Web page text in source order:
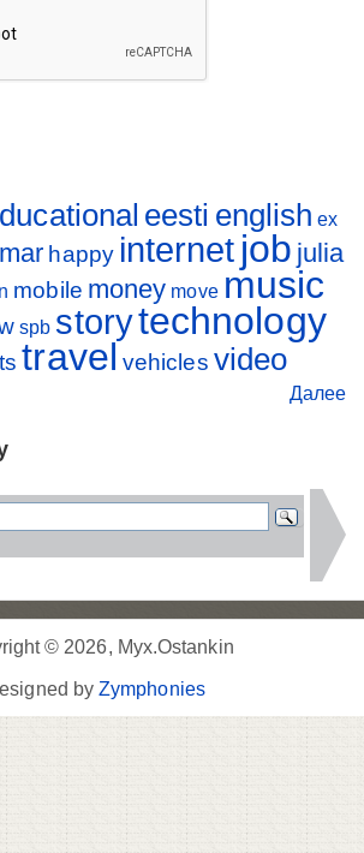
eesti english ex
happy internet job julia
mobile money move music
spb storytechnology
travel vehicles video
Далее
© 2026, Myx.Ostankin
byZymphonies